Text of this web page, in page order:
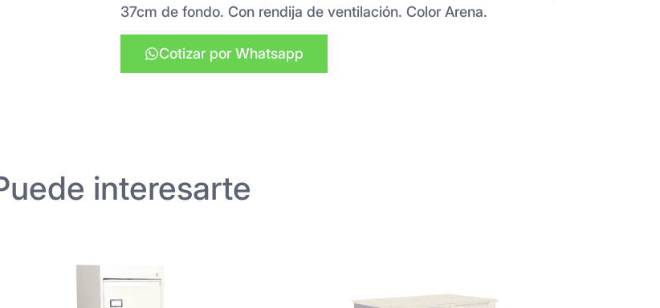
37cm de fondo. Con rendija de ventilación. Color Arena.
Cotizar por Whatsapp
interesarte